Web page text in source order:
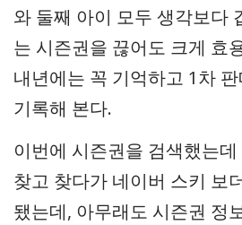
와 둘째 아이 모두 생각보다
는 시즌권을 끊어도 크게 효
내년에는 꼭 기억하고 1차
기록해 본다.
이번에 시즌권을 검색했는
찾고 찾다가 네이버 스키 보
됐는데, 아무래도 시즌권 정